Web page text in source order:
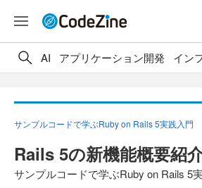
AI アプリケーション開発 イン
サンプルコードで学ぶRuby on Rails 5実践入門
Rails 5の新機能概要紹
サンプルコードで学ぶRuby on Rails 5